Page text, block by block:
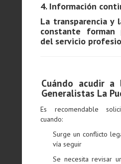
4. Información
La transparencia y
constante forman
del servicio
Cuándo acudir a
Generalistas La
Es recomendable
cuando:
Surge un conflicto
vía seguir
Se necesita revisar